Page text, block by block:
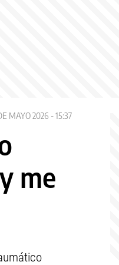
MAYO 2026 - 15:37
me